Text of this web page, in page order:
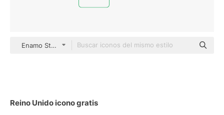
Enamo Studios Outline Color
Reino Unido icono gratis